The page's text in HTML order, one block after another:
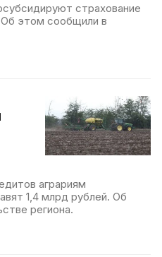
страхование
Об этом сообщили в
аграриям
1,4 млрд рублей. Об
региона.